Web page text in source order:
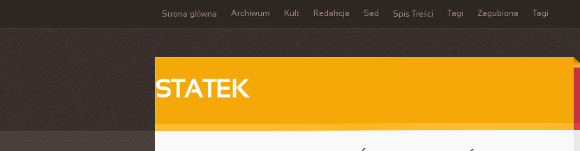
Strona główna Archiwum Kult Redakcja Sad Spis Treści Tagi Zagubiona Tagi
STATEK